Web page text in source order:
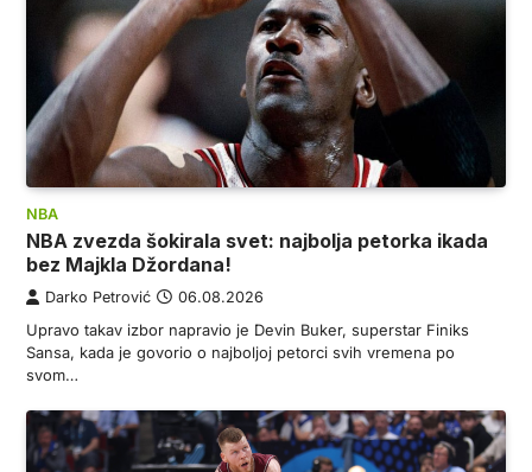
NBA
NBA zvezda šokirala svet: najbolja petorka ikada
bez Majkla Džordana!
Darko Petrović 06.08.2026
Upravo takav izbor napravio je Devin Buker, superstar Finiks
Sansa, kada je govorio o najboljoj petorci svih vremena po
svom…